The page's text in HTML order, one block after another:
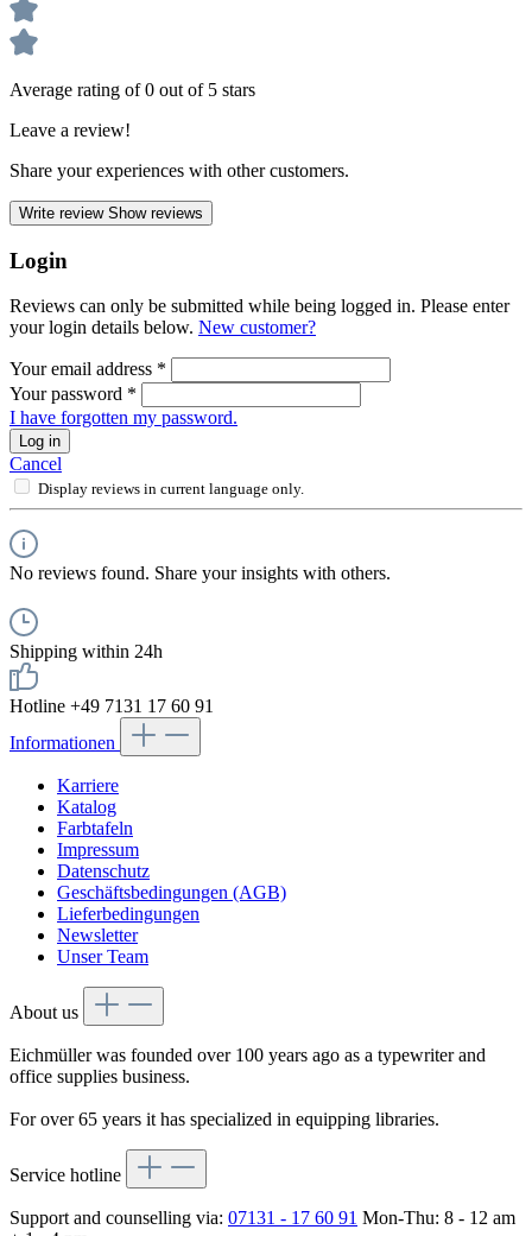
Average rating of 0 out of 5 stars
Leave a review!
Share your experiences with other customers.
Write review Show reviews
Login
Reviews can only be submitted while being logged in. Please enter
your login details below. New customer?
Your email address *
Your password *
I have forgotten my password.
Log in
Cancel
Display reviews in current language only.
No reviews found. Share your insights with others.
Shipping within 24h
Hotline +49 7131 17 60 91
Informationen
Karriere
Katalog
Farbtafeln
Impressum
Datenschutz
Geschäftsbedingungen (AGB)
Lieferbedingungen
Newsletter
Unser Team
About us
Eichmüller was founded over 100 years ago as a typewriter and
office supplies business.
For over 65 years it has specialized in equipping libraries.
Service hotline
Support and counselling via: 07131 - 17 60 91 Mon-Thu: 8 - 12 am